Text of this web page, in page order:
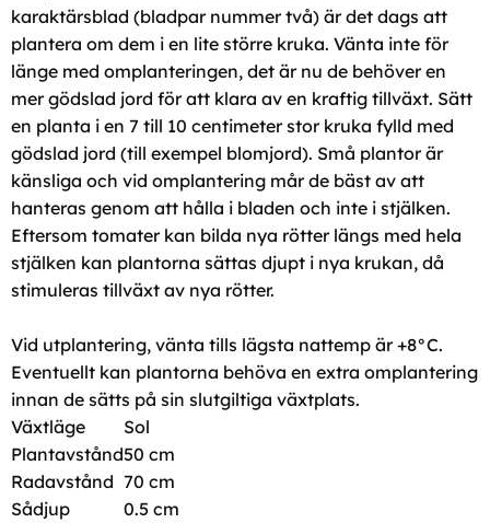
karaktärsblad (bladpar nummer två) är det dags att
plantera om dem i en lite större kruka. Vänta inte för
länge med omplanteringen, det är nu de behöver en
mer gödslad jord för att klara av en kraftig tillväxt. Sätt
en planta i en 7 till 10 centimeter stor kruka fylld med
gödslad jord (till exempel blomjord). Små plantor är
känsliga och vid omplantering mår de bäst av att
hanteras genom att hålla i bladen och inte i stjälken.
Eftersom tomater kan bilda nya rötter längs med hela
stjälken kan plantorna sättas djupt i nya krukan, då
stimuleras tillväxt av nya rötter.
Vid utplantering, vänta tills lägsta nattemp är +8°C.
Eventuellt kan plantorna behöva en extra omplantering
innan de sätts på sin slutgiltiga växtplats.
Växtläge
Sol
Plantavstånd50 cm
Radavstånd 70 cm
Sådjup
0.5 cm